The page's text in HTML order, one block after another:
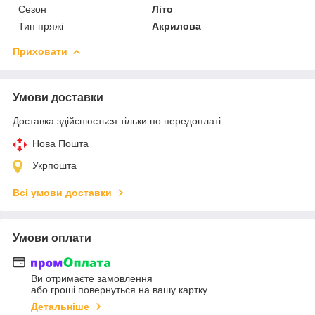
Сезон
Літо
Тип пряжі
Акрилова
Приховати
Умови доставки
Доставка здійснюється тільки по передоплаті.
Нова Пошта
Укрпошта
Всі умови доставки
Умови оплати
Ви отримаєте замовлення
або гроші повернуться на вашу картку
Детальніше